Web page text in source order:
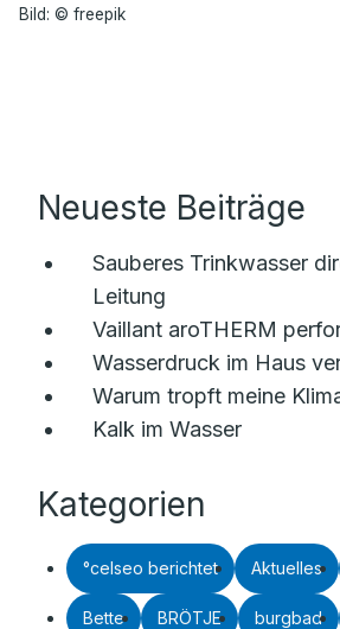
Bild: © freepik
Neueste Beiträge
Sauberes Trinkwasser
Leitung
Vaillant aroTHERM
Wasserdruck im Haus
Warum tropft meine
Kalk im Wasser
Kategorien
°celseo berichtet Aktuelles
Bette BRÖTJE burgbad